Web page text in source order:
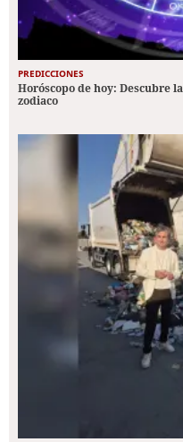
PREDICCIONES
Horóscopo de hoy: Descubre
zodiaco